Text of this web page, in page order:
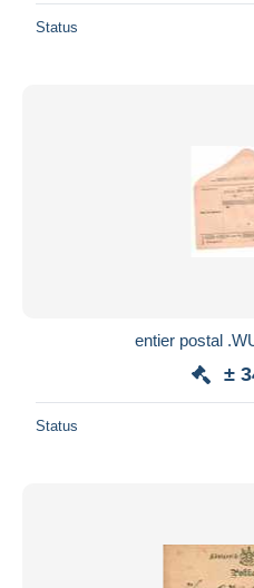
Status
entier postal
±
Status